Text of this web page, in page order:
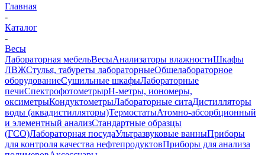
Главная
-
Каталог
-
Весы
Лабораторная мебельВесыАнализаторы влажностиШкафы
ЛВЖСтулья, табуреты лабораторныеОбщелабораторное
оборудованиеСушильные шкафыЛабораторные
печиСпектрофотометрыpH-метры, иономеры,
оксиметрыКондуктометрыЛабораторные ситаДистилляторы
воды (аквадистилляторы)ТермостатыАтомно-абсорбционный
и элементный анализСтандартные образцы
(ГСО)Лабораторная посудаУльтразвуковые ванныПриборы
для контроля качества нефтепродуктовПриборы для анализа